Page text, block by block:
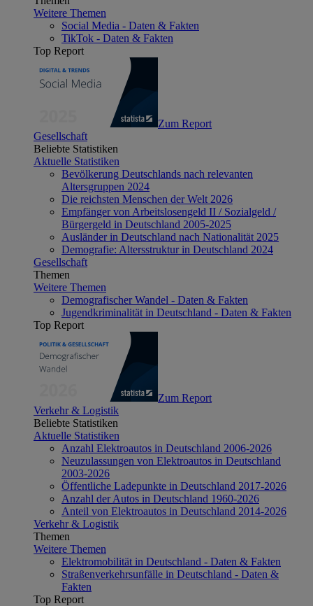
Weitere Themen
Social Media - Daten & Fakten
TikTok - Daten & Fakten
Top Report
Zum Report
Gesellschaft
Beliebte Statistiken
Aktuelle Statistiken
Bevölkerung Deutschlands nach relevanten
Altersgruppen 2024
Die reichsten Menschen der Welt 2026
Empfänger von Arbeitslosengeld II / Sozialgeld /
Bürgergeld in Deutschland 2005-2025
Ausländer in Deutschland nach Nationalität 2025
Demografie: Altersstruktur in Deutschland 2024
Gesellschaft
Themen
Weitere Themen
Demografischer Wandel - Daten & Fakten
Jugendkriminalität in Deutschland - Daten & Fakten
Top Report
Zum Report
Verkehr & Logistik
Beliebte Statistiken
Aktuelle Statistiken
Anzahl Elektroautos in Deutschland 2006-2026
Neuzulassungen von Elektroautos in Deutschland
2003-2026
Öffentliche Ladepunkte in Deutschland 2017-2026
Anzahl der Autos in Deutschland 1960-2026
Anteil von Elektroautos in Deutschland 2014-2026
Verkehr & Logistik
Themen
Weitere Themen
Elektromobilität in Deutschland - Daten & Fakten
Straßenverkehrsunfälle in Deutschland - Daten &
Fakten
Top Report